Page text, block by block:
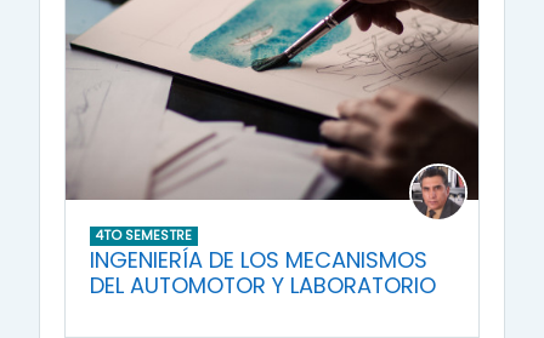
4TO SEMESTRE
INGENIERÍA DE LOS MECANISMOS
DEL AUTOMOTOR Y LABORATORIO